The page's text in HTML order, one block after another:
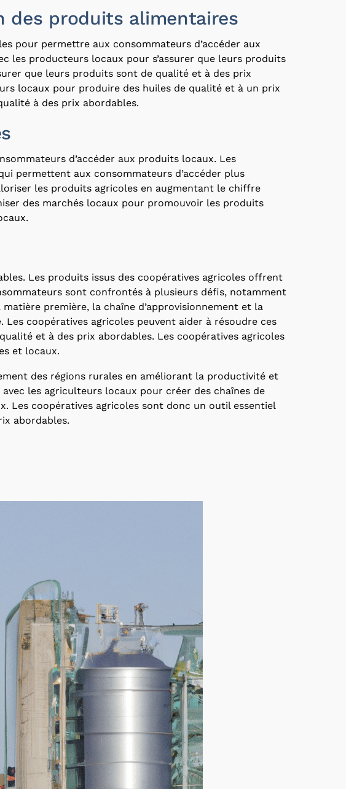
des produits alimentaires
pour permettre aux consommateurs d’accéder aux
les producteurs locaux pour s’assurer que leurs produits
que leurs produits sont de qualité et à des prix
locaux pour produire des huiles de qualité et à un prix
à des prix abordables.
d’accéder aux produits locaux. Les
permettent aux consommateurs d’accéder plus
les produits agricoles en augmentant le chiffre
des marchés locaux pour promouvoir les produits
Les produits issus des coopératives agricoles offrent
sont confrontés à plusieurs défis, notamment
première, la chaîne d’approvisionnement et la
coopératives agricoles peuvent aider à résoudre ces
et à des prix abordables. Les coopératives agricoles
et locaux.
des régions rurales en améliorant la productivité et
les agriculteurs locaux pour créer des chaînes de
Les coopératives agricoles sont donc un outil essentiel
abordables.